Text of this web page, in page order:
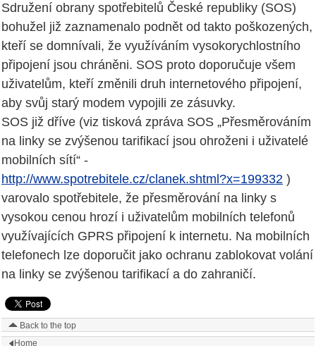
Sdružení obrany spotřebitelů České republiky (SOS)
bohužel již zaznamenalo podnět od takto poškozených,
kteří se domnívali, že využíváním vysokorychlostního
připojení jsou chráněni. SOS proto doporučuje všem
uživatelům, kteří změnili druh internetového připojení,
aby svůj starý modem vypojili ze zásuvky.
SOS již dříve (viz tisková zpráva SOS „Přesměrováním
na linky se zvýšenou tarifikací jsou ohroženi i uživatelé
mobilních sítí“ -
http://www.spotrebitele.cz/clanek.shtml?x=199332 )
varovalo spotřebitele, že přesměrování na linky s
vysokou cenou hrozí i uživatelům mobilních telefonů
využívajících GPRS připojení k internetu. Na mobilních
telefonech lze doporučit jako ochranu zablokovat volání
na linky se zvýšenou tarifikací a do zahraničí.
Back to the top
Home